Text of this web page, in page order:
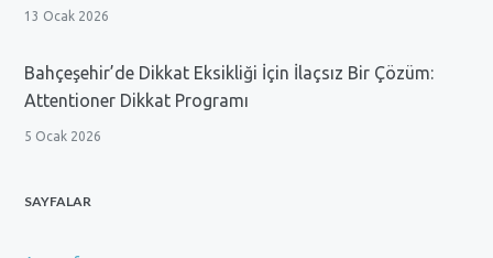
13 Ocak 2026
Bahçeşehir’de Dikkat Eksikliği İçin İlaçsız Bir Çözüm:
Attentioner Dikkat Programı
5 Ocak 2026
SAYFALAR